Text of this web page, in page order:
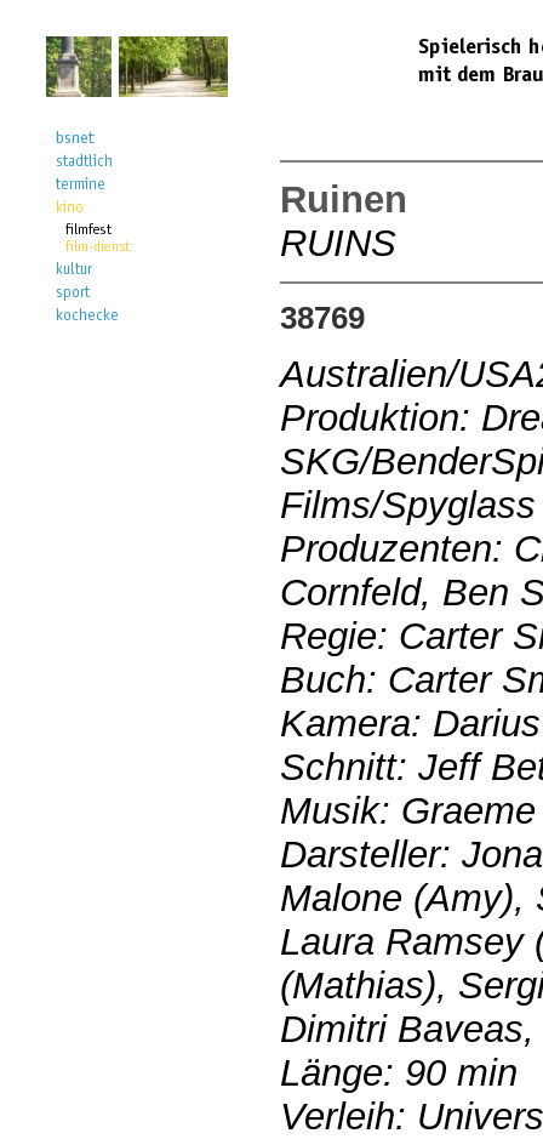
Ruinen
RUINS
38769
Australien/
Produktion:
SKG/
Films/
Produzenten:
Cornfeld, Ben
Regie: Carter
Buch: Carter
Kamera:
Schnitt: Jeff
Musik:
Darsteller:
Malone (Amy),
Laura Ramsey
(Mathias),
Dimitri
Länge: 90 min
Verleih: